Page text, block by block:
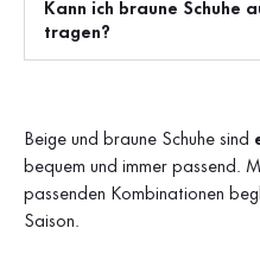
Kann ich braune Schuhe
tragen?
Beige und braune Schuhe sind
bequem und immer passend.
passenden Kombinationen
Saison.